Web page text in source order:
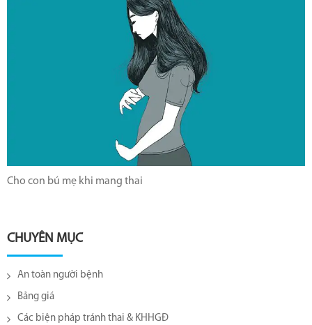
Cho con bú mẹ khi mang thai
CHUYÊN MỤC
An toàn người bệnh
Bảng giá
Các biện pháp tránh thai & KHHGĐ